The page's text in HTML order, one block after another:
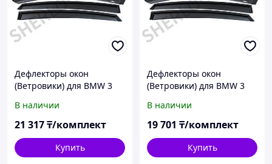
Дефлекторы окон
(Ветровики) для BMW 3
В наличии
21 317₸/комплект
Купить
Дефлекторы окон
(Ветровики) для BMW 3
В наличии
19 701 ₸/комплект
Купить